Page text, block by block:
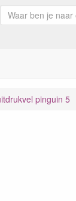
pinguin 5